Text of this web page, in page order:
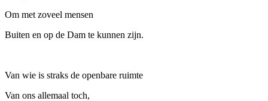
Om met zoveel mensen
Buiten en op de Dam te kunnen zijn.
Van wie is straks de openbare ruimte
Van ons allemaal toch,